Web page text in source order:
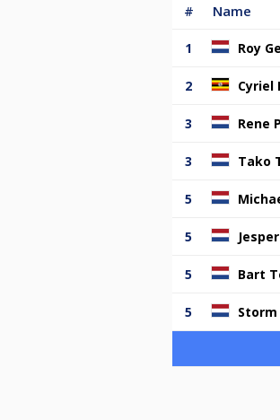
# Name
1 Roy
2 Cyriel
3 Rene
3 Tako
5
5
5 Bart
5